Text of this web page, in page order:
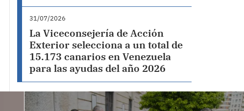
31/07/2026
La Viceconsejería de Acción
Exterior selecciona a un total de
15.173 canarios en Venezuela
para las ayudas del año 2026